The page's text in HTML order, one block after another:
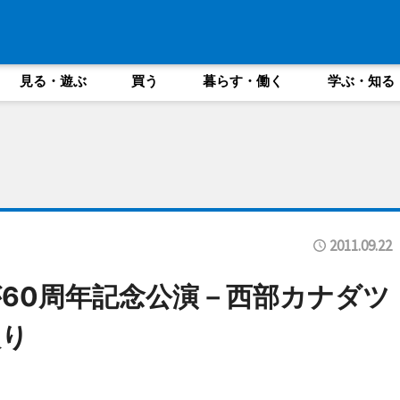
見る・遊ぶ 買う 暮らす・働く 学ぶ・知る
2011.09.22
周年記念公演－西部カナダツ